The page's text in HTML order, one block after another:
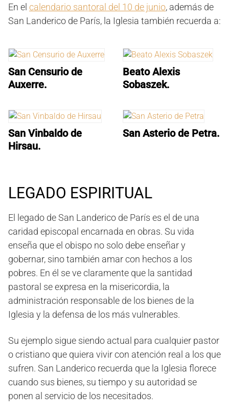
En el calendario santoral del 10 de junio, además de
San Landerico de París, la Iglesia también recuerda a:
San Censurio de
Auxerre.
Beato Alexis
Sobaszek.
San Vinbaldo de
Hirsau.
San Asterio de Petra.
LEGADO ESPIRITUAL
El legado de San Landerico de París es el de una
caridad episcopal encarnada en obras. Su vida
enseña que el obispo no solo debe enseñar y
gobernar, sino también amar con hechos a los
pobres. En él se ve claramente que la santidad
pastoral se expresa en la misericordia, la
administración responsable de los bienes de la
Iglesia y la defensa de los más vulnerables.
Su ejemplo sigue siendo actual para cualquier pastor
o cristiano que quiera vivir con atención real a los que
sufren. San Landerico recuerda que la Iglesia florece
cuando sus bienes, su tiempo y su autoridad se
ponen al servicio de los necesitados.